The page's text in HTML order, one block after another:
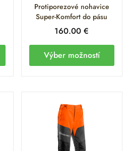
Protiporezové nohavice
Super-Komfort do pásu
160.00€
Výber možností